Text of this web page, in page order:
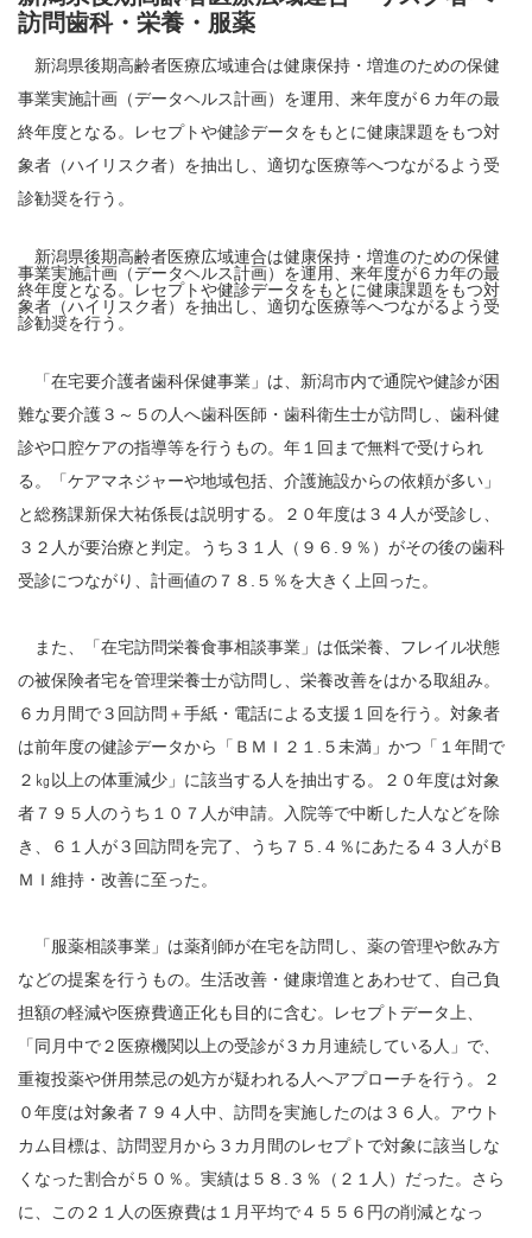
訪問歯科・栄養・服薬
新潟県後期高齢者医療広域連合は健康保持・増進のための保健
事業実施計画（データヘルス計画）を運用、来年度が６カ年の最
終年度となる。レセプトや健診データをもとに健康課題をもつ対
象者（ハイリスク者）を抽出し、適切な医療等へつながるよう受
診勧奨を行う。
新潟県後期高齢者医療広域連合は健康保持・増進のための保健
事業実施計画（データヘルス計画）を運用、来年度が６カ年の最
終年度となる。レセプトや健診データをもとに健康課題をもつ対
象者（ハイリスク者）を抽出し、適切な医療等へつながるよう受
診勧奨を行う。
「在宅要介護者歯科保健事業」は、新潟市内で通院や健診が困
難な要介護３～５の人へ歯科医師・歯科衛生士が訪問し、歯科健
診や口腔ケアの指導等を行うもの。年１回まで無料で受けられ
る。「ケアマネジャーや地域包括、介護施設からの依頼が多い」
と総務課新保大祐係長は説明する。２０年度は３４人が受診し、
３２人が要治療と判定。うち３１人（９６.９％）がその後の歯科
受診につながり、計画値の７８.５％を大きく上回った。
また、「在宅訪問栄養食事相談事業」は低栄養、フレイル状態
の被保険者宅を管理栄養士が訪問し、栄養改善をはかる取組み。
６カ月間で３回訪問＋手紙・電話による支援１回を行う。対象者
は前年度の健診データから「ＢＭＩ２１.５未満」かつ「１年間で
２㎏以上の体重減少」に該当する人を抽出する。２０年度は対象
者７９５人のうち１０７人が申請。入院等で中断した人などを除
き、６１人が３回訪問を完了、うち７５.４％にあたる４３人がＢ
ＭＩ維持・改善に至った。
「服薬相談事業」は薬剤師が在宅を訪問し、薬の管理や飲み方
などの提案を行うもの。生活改善・健康増進とあわせて、自己負
担額の軽減や医療費適正化も目的に含む。レセプトデータ上、
「同月中で２医療機関以上の受診が３カ月連続している人」で、
重複投薬や併用禁忌の処方が疑われる人へアプローチを行う。２
０年度は対象者７９４人中、訪問を実施したのは３６人。アウト
カム目標は、訪問翌月から３カ月間のレセプトで対象に該当しな
くなった割合が５０％。実績は５８.３％（２１人）だった。さら
に、この２１人の医療費は１月平均で４５５６円の削減となっ